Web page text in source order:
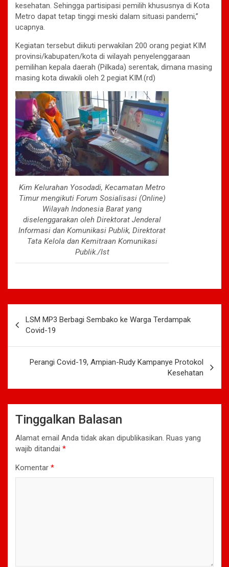
kesehatan. Sehingga partisipasi pemilih khususnya di Kota
Metro dapat tetap tinggi meski dalam situasi pandemi,”
ucapnya.
Kegiatan tersebut diikuti perwakilan 200 orang pegiat KIM
provinsi/kabupaten/kota di wilayah penyelenggaraan
pemilihan kepala daerah (Pilkada) serentak, dimana masing
masing kota diwakili oleh 2 pegiat KIM.(rd)
Kim Kelurahan Yosodadi, Kecamatan Metro
Timur mengikuti Forum Sosialisasi (Online)
Wilayah Indonesia Barat yang
diselenggarakan oleh Direktorat Jenderal
Informasi dan Komunikasi Publik, Direktorat
Tata Kelola dan Kemitraan Komunikasi
Publik./Ist
pos
LSM MP3 Berbagi Sembako ke Warga Terdampak
Covid-19
Perangi Covid-19, Ampian-Rudy Kampanye Protokol
Kesehatan
Tinggalkan Balasan
Alamat email Anda tidak akan dipublikasikan. Ruas yang
wajib ditandai *
Komentar *